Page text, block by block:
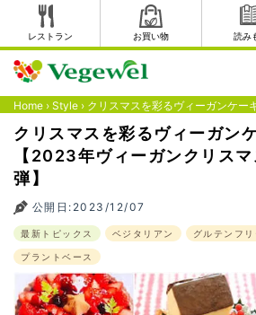
レストラン お買い物 読み
Home › Style › クリスマスを彩るヴィーガンケ
クリスマスを彩るヴィーガン
【2023年ヴィーガンクリス
弾】
公開日:2023/12/07
最新トピックス ベジタリアン グルテンフリ
プラントベース